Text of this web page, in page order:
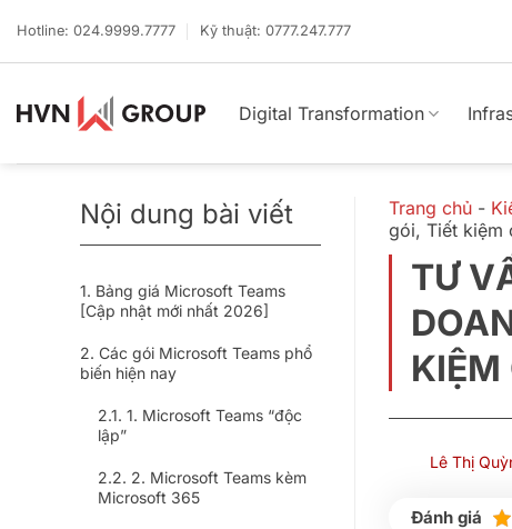
quaHotline: 024.9999.7777 Kỹ thuật: 0777.247.777
Digital Transformation
Nội dung bài viết
Bảng giá Microsoft Teams
[Cập nhật mới nhất 2026]
Các gói Microsoft Teams phổ
biến hiện nay
1. Microsoft Teams “độc
lập”
2. Microsoft Teams kèm
Microsoft 365
Trang chủ -
gói, Tiết kiệm
TƯ
KIỆM
Lê Thị